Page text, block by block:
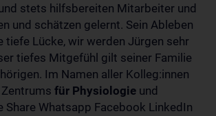
stets hilfsbereiten Mitarbeiter und
und schätzen gelernt. Sein Ableben
tiefe Lücke, wir werden Jürgen sehr
tiefes Mitgefühl gilt seiner Familie
Im Namen aller Kolleg:innen
für Physiologie und
Share Whatsapp Facebook LinkedIn